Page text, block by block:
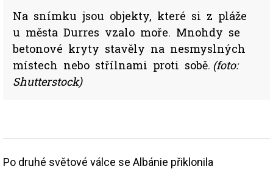
Na snímku jsou objekty, které si z pláže
u města Durres vzalo moře. Mnohdy se
betonové kryty stavěly na nesmyslných
místech nebo střílnami proti sobě. (foto:
Shutterstock)
Po druhé světové válce se Albánie přiklonila